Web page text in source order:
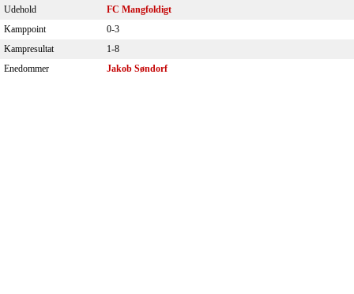
Udehold
FC Mangfoldigt
Kamppoint
0-3
Kampresultat
1-8
Enedommer
Jakob Søndorf